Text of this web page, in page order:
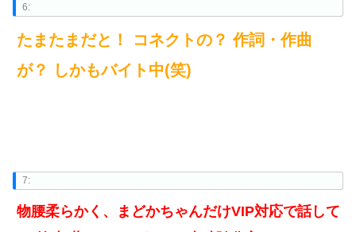
6:
たまたまだと！ コネクトの？ 作詞・作曲
が？ しかもバイト中(笑)
7:
物腰柔らかく、まどかちゃんだけVIP対応で話して